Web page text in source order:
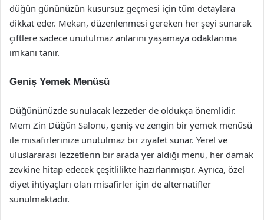
düğün gününüzün kusursuz geçmesi için tüm detaylara
dikkat eder. Mekan, düzenlenmesi gereken her şeyi sunarak
çiftlere sadece unutulmaz anlarını yaşamaya odaklanma
imkanı tanır.
Geniş Yemek Menüsü
Düğününüzde sunulacak lezzetler de oldukça önemlidir.
Mem Zin Düğün Salonu, geniş ve zengin bir yemek menüsü
ile misafirlerinize unutulmaz bir ziyafet sunar. Yerel ve
uluslararası lezzetlerin bir arada yer aldığı menü, her damak
zevkine hitap edecek çeşitlilikte hazırlanmıştır. Ayrıca, özel
diyet ihtiyaçları olan misafirler için de alternatifler
sunulmaktadır.